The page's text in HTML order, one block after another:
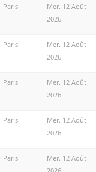
Paris
Mer. 12 Août
2026
Paris
Mer. 12 Août
2026
Paris
Mer. 12 Août
2026
Paris
Mer. 12 Août
2026
Paris
Mer. 12 Août